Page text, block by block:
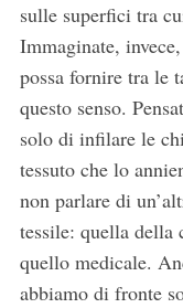
sulle superfici tra
Immaginate,
possa fornire tra le
questo senso.
solo di infilare le
tessuto che lo
non parlare di
tessile: quella della
quello medicale.
abbiamo di fronte
a
r
c
h
o
r
: